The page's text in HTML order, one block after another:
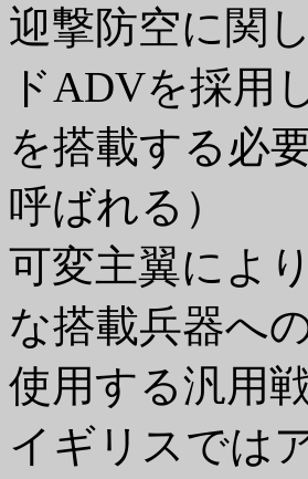
迎撃防空に関
ドADVを採用
を搭載する必
呼ばれる）
可変主翼によ
な搭載兵器へ
使用する汎用
イギリスでは